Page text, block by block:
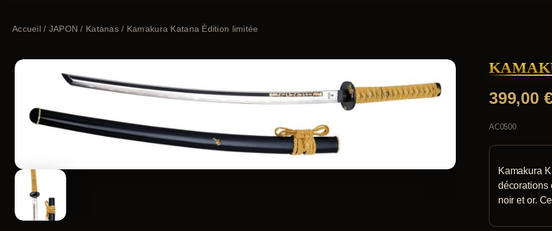
Accueil/ JAPON / Katanas / Kamakura Katana Édition limitée
399,00
AC0500
Kamakura
décorations
noir et or.